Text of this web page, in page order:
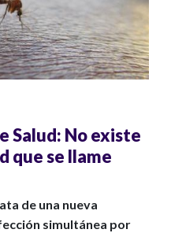
Salud: No existe
que se llame
de una nueva
simultánea por